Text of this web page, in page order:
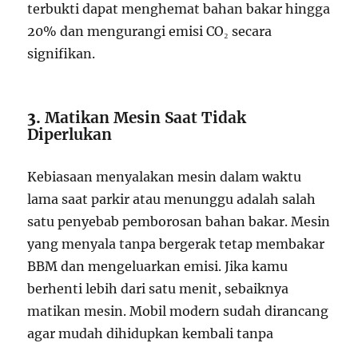
terbukti dapat menghemat bahan bakar hingga
20% dan mengurangi emisi CO₂ secara
signifikan.
3.Matikan Mesin Saat Tidak
Diperlukan
Kebiasaan menyalakan mesin dalam waktu
lama saat parkir atau menunggu adalah salah
satu penyebab pemborosan bahan bakar. Mesin
yang menyala tanpa bergerak tetap membakar
BBM dan mengeluarkan emisi. Jika kamu
berhenti lebih dari satu menit, sebaiknya
matikan mesin. Mobil modern sudah dirancang
agar mudah dihidupkan kembali tanpa